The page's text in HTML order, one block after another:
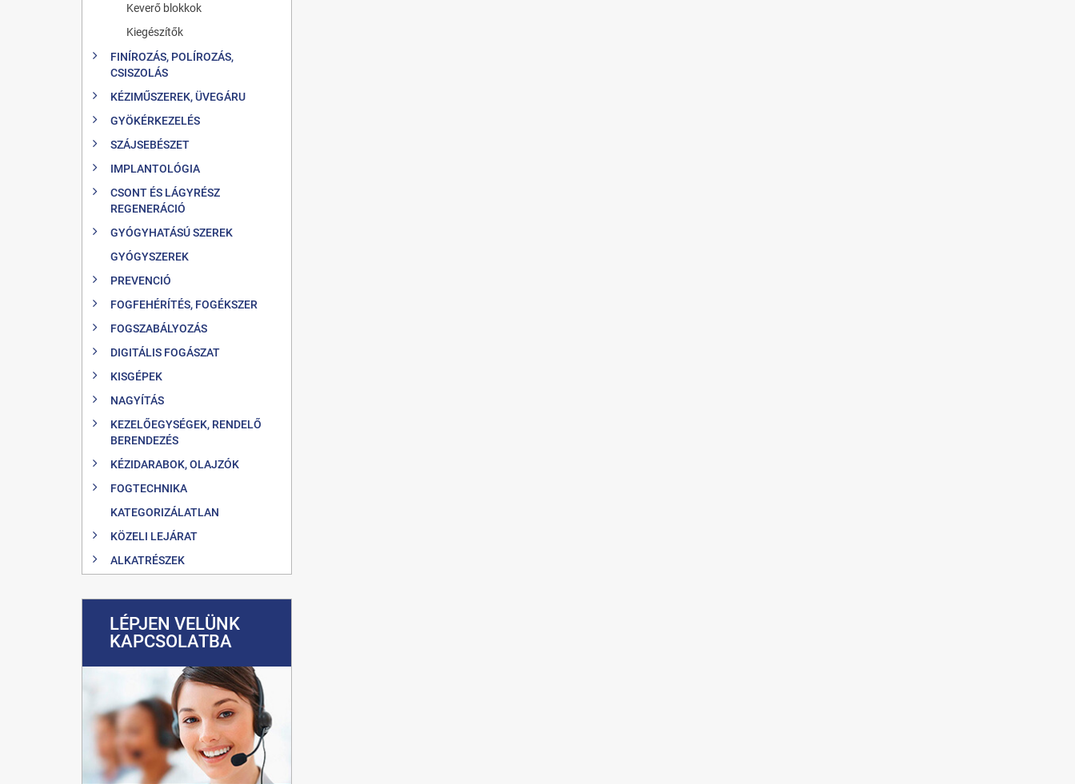
Keverő blokkok
Kiegészítők
FINÍROZÁS, POLÍROZÁS,
CSISZOLÁS
KÉZIMŰSZEREK, ÜVEGÁRU
GYÖKÉRKEZELÉS
SZÁJSEBÉSZET
IMPLANTOLÓGIA
CSONT ÉS LÁGYRÉSZ
REGENERÁCIÓ
GYÓGYHATÁSÚ SZEREK
GYÓGYSZEREK
PREVENCIÓ
FOGFEHÉRÍTÉS, FOGÉKSZER
FOGSZABÁLYOZÁS
DIGITÁLIS FOGÁSZAT
KISGÉPEK
NAGYÍTÁS
KEZELŐEGYSÉGEK, RENDELŐ
BERENDEZÉS
KÉZIDARABOK, OLAJZÓK
FOGTECHNIKA
KATEGORIZÁLATLAN
KÖZELI LEJÁRAT
ALKATRÉSZEK
LÉPJEN VELÜNK
KAPCSOLATBA